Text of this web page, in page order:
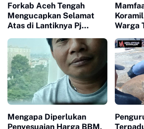
Forkab Aceh Tengah
Mengucapkan Selamat
Atas di Lantiknya Pj
Ahmad Marzuki
Koramil
Warga
Mengapa Diperlukan
Penyesuaian Harga BBM,